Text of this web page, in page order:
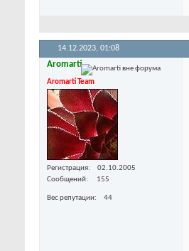
14.12.2023, 01:08
Aromarti
Aromarti Team
Регистрация
02.10.2005
Сообщений
155
Вес репутации 44